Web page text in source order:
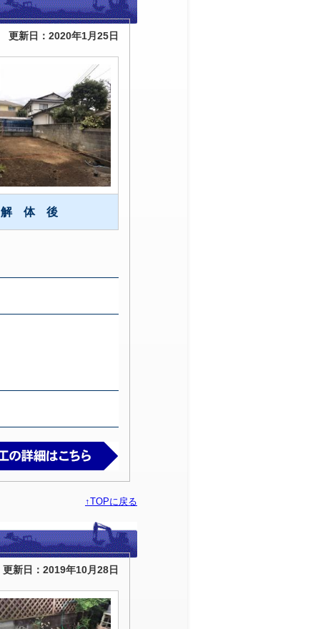
更新日：2020年1月25日
解 体 後
↑TOPに戻る
更新日：2019年10月28日